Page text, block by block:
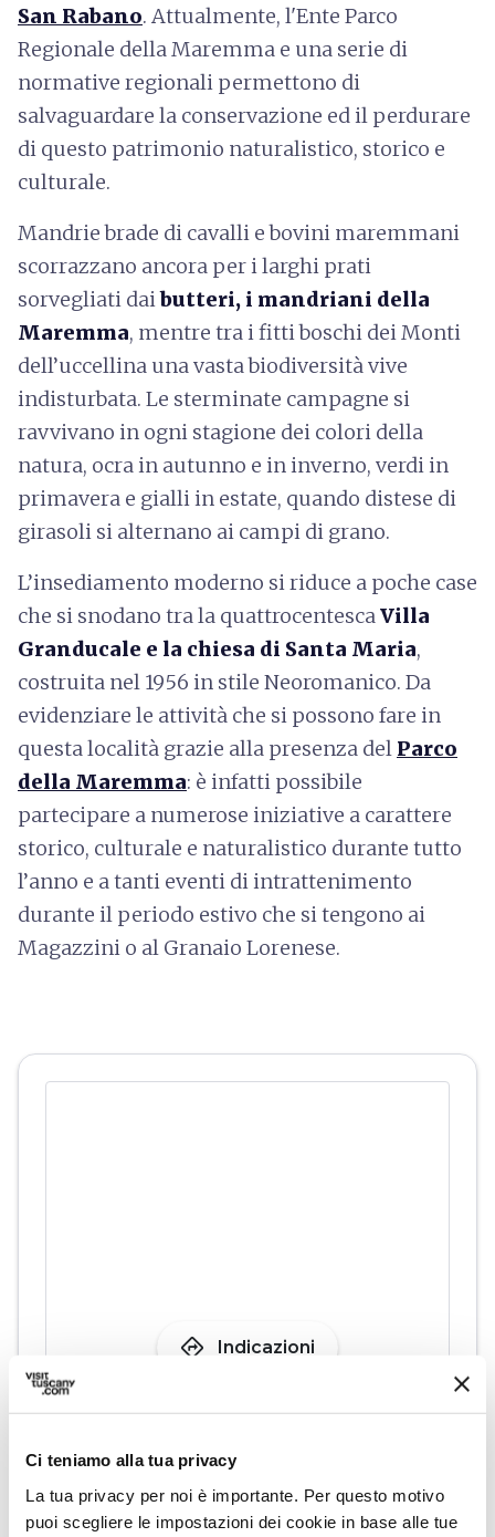
Ci teniamo alla tua privacy
La tua privacy per noi è importante. Per questo motivo
puoi scegliere le impostazioni dei cookie in base alle tue
San Rabano. Attualmente, l'Ente Parco
Regionale della Maremma e una serie di
normative regionali permettono di
salvaguardare la conservazione ed il perdurare
di questo patrimonio naturalistico, storico e
culturale.
Mandrie brade di cavalli e bovini maremmani
scorrazzano ancora per i larghi prati
sorvegliati daibutteri, i mandriani della
Maremma, mentre tra i fitti boschi dei Monti
dell’uccellina una vasta biodiversità vive
indisturbata. Le sterminate campagne si
ravvivano in ogni stagione dei colori della
natura, ocra in autunno e in inverno, verdi in
primavera e gialli in estate, quando distese di
girasoli si alternano ai campi di grano.
L’insediamento moderno si riduce a poche case
che si snodano tra la quattrocentescaVilla
Granducale e la chiesa di Santa Maria,
costruita nel 1956 in stile Neoromanico. Da
evidenziare le attività che si possono fare in
questa località grazie alla presenza del Parco
della Maremma: è infatti possibile
partecipare a numerose iniziative a carattere
storico, culturale e naturalistico durante tutto
l’anno e a tanti eventi di intrattenimento
durante il periodo estivo che si tengono ai
Magazzini o al Granaio Lorenese.
directions Indicazioni
Organizza